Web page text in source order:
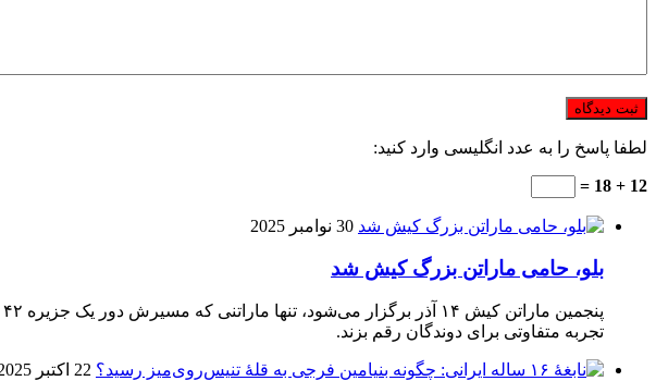
لطفا پاسخ را به عدد انگلیسی وارد کنید:
12 + 18 =
30 نوامبر 2025
بلو، حامی ماراتن بزرگ کیش شد
تجربه متفاوتی برای دوندگان رقم بزند.
22 اکتبر 2025